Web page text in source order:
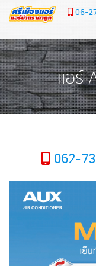
06-
แอร์
062-